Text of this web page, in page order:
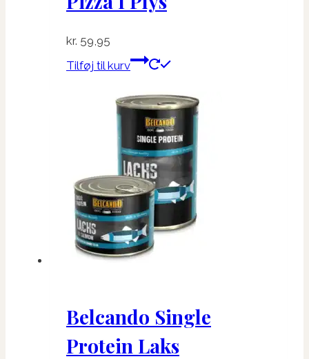
kr. 59,95
Tilføj til kurv
Belcando Single
Protein Laks